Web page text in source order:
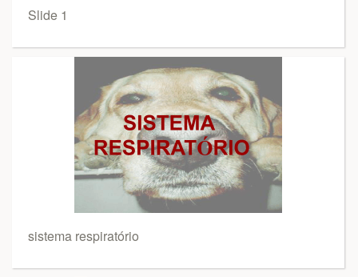
Slide 1
sistema respiratório